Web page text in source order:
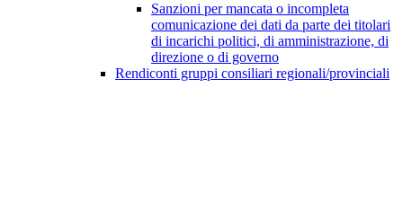
Sanzioni per mancata o incompleta
comunicazione dei dati da parte dei titolari
di incarichi politici, di amministrazione, di
direzione o di governo
Rendiconti gruppi consiliari regionali/provinciali